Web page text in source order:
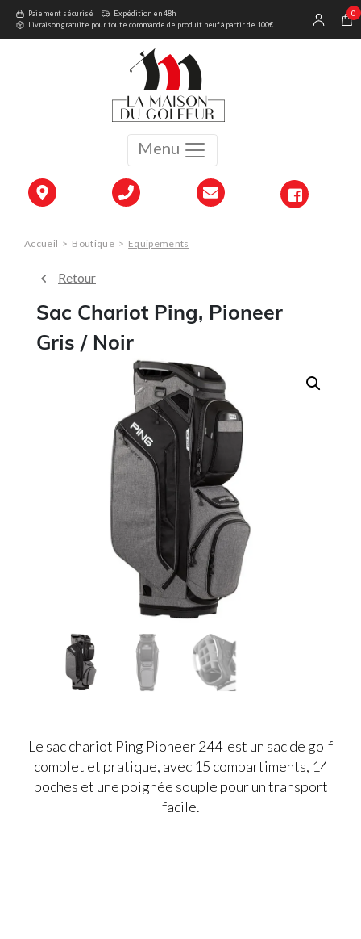
Menu
Paiement sécurisé
Expédition en 48h
Livraison gratuite pour toute commande de produit neuf à partir de 100€
0
Accueil > Boutique > Equipements
Retour
Sac Chariot Ping, Pioneer
Gris / Noir
Le sac chariot Ping Pioneer 244 est un sac de golf
complet et pratique, avec 15 compartiments, 14
poches et une poignée souple pour un transport
facile.